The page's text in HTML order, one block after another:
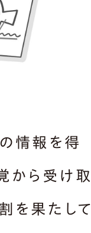
情報を得
から受け取
を果たして